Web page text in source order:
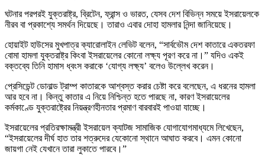
ঘটনার পরপরই যুক্তরাষ্ট্র, ব্রিটেন, ফ্রান্স ও ভারত, যেসব দেশ বিভিন্ন সময়ে ইসরায়েলকে
নীরব বা প্রকাশ্যে সমর্থন দিয়েছে। তারাও এবার দোহা হামলার নিন্দা জানিয়েছে।
হোয়াইট হাউসের মুখপাত্র ক্যারোলাইন লেভিট বলেন, “সার্বভৌম দেশ কাতারে একতরফা
বোমা হামলা যুক্তরাষ্ট্র কিংবা ইসরায়েলের কোনো লক্ষ্য পূরণ করে না।” যদিও একই
বক্তব্যে তিনি হামাস ধ্বংস করাকে ‘যোগ্য লক্ষ্য’ বলেও উল্লেখ করেন।
প্রেসিডেন্ট ডোনাল্ড ট্রাম্প কাতারকে আশ্বস্ত করার চেষ্টা করে বলেছেন, এ ধরনের হামলা
আর হবে না। কিন্তু কাতার এ নিয়ে নিশ্চিন্ত হতে পারছে না, কারণ ইসরায়েলের
কর্মকাণ্ডে যুক্তরাষ্ট্রের নিয়ন্ত্রণহীনতার প্রমাণ বারবারই পাওয়া যাচ্ছে।
ইসরায়েলের প্রতিরক্ষামন্ত্রী ইসরায়েল ক্যাটজ সামাজিক যোগাযোগমাধ্যমে লিখেছেন,
“ইসরায়েলের দীর্ঘ হাত তার শত্রুদের যেকোনো স্থানে আঘাত করবে। এমন কোনো
জায়গা নেই যেখানে তারা লুকাতে পারবে।”